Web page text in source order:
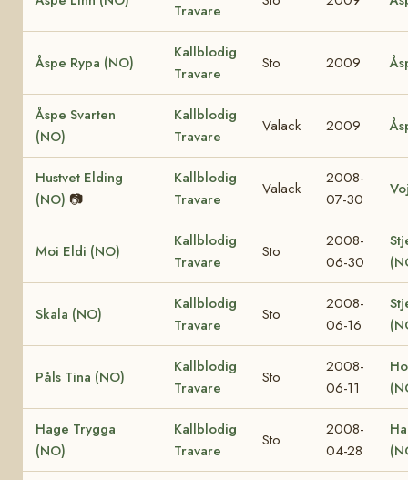
Travare
Åspe Rypa (NO)
Kallblodig
Travare
Sto 2009
Åspe Svarten
(NO)
Kallblodig
Travare
Valack 2009
Hustvet Elding
(NO) 📷
Kallblodig
Travare
Valack
2008-
07-30
Moi Eldi (NO)
Kallblodig
Travare
Sto
2008-
06-30
Skala (NO)
Kallblodig
Travare
Sto
2008-
06-16
Påls Tina (NO)
Kallblodig
Travare
Sto
2008-
06-11
Hage Trygga
(NO)
Kallblodig
Travare
Sto
2008-
04-28